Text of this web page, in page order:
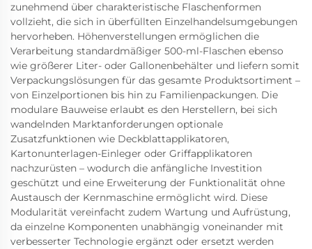
zunehmend über charakteristische Flaschenformen
vollzieht, die sich in überfüllten Einzelhandelsumgebungen
hervorheben. Höhenverstellungen ermöglichen die
Verarbeitung standardmäßiger 500-ml-Flaschen ebenso
wie größerer Liter- oder Gallonenbehälter und liefern somit
Verpackungslösungen für das gesamte Produktsortiment –
von Einzelportionen bis hin zu Familienpackungen. Die
modulare Bauweise erlaubt es den Herstellern, bei sich
wandelnden Marktanforderungen optionale
Zusatzfunktionen wie Deckblattapplikatoren,
Kartonunterlagen-Einleger oder Griffapplikatoren
nachzurüsten – wodurch die anfängliche Investition
geschützt und eine Erweiterung der Funktionalität ohne
Austausch der Kernmaschine ermöglicht wird. Diese
Modularität vereinfacht zudem Wartung und Aufrüstung,
da einzelne Komponenten unabhängig voneinander mit
verbesserter Technologie ergänzt oder ersetzt werden